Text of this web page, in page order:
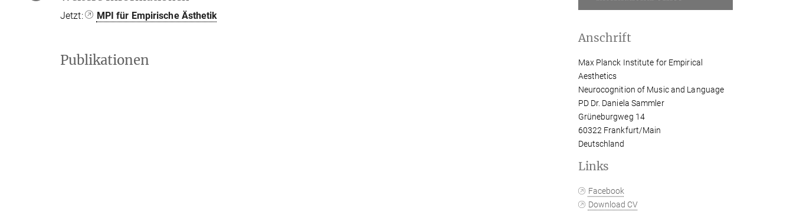
Jetzt: MPI für Empirische Ästhetik
Publikationen
Anschrift
Max Planck Institute for Empirical
Aesthetics
Neurocognition of Music and Language
PD Dr. Daniela Sammler
Grüneburgweg 14
60322 Frankfurt/Main
Deutschland
Links
Facebook
Download CV